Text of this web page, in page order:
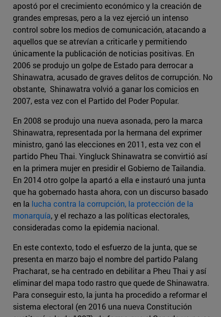
apostó por el crecimiento económico y la creación de
grandes empresas, pero a la vez ejerció un intenso
control sobre los medios de comunicación, atacando a
aquellos que se atrevían a criticarle y permitiendo
únicamente la publicación de noticias positivas. En
2006 se produjo un golpe de Estado para derrocar a
Shinawatra, acusado de graves delitos de corrupción. No
obstante, Shinawatra volvió a ganar los comicios en
2007, esta vez con el Partido del Poder Popular.
En 2008 se produjo una nueva asonada, pero la marca
Shinawatra, representada por la hermana del exprimer
ministro, ganó las elecciones en 2011, esta vez con el
partido Pheu Thai. Yingluck Shinawatra se convirtió así
en la primera mujer en presidir el Gobierno de Tailandia.
En 2014 otro golpe la apartó a ella e instauró una junta
que ha gobernado hasta ahora, con un discurso basado
en la lucha contra la corrupción, la protección de la
monarquía, y el rechazo a las políticas electorales,
consideradas como la epidemia nacional.
En este contexto, todo el esfuerzo de la junta, que se
presenta en marzo bajo el nombre del partido Palang
Pracharat, se ha centrado en debilitar a Pheu Thai y así
eliminar del mapa todo rastro que quede de Shinawatra.
Para conseguir esto, la junta ha procedido a reformar el
sistema electoral (en 2016 una nueva Constitución